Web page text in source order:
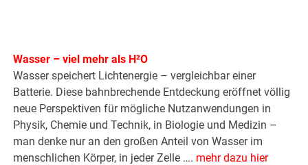
Wasser – viel mehr als H²O
Wasser speichert Lichtenergie – vergleichbar einer
Batterie. Diese bahnbrechende Entdeckung eröffnet völlig
neue Perspektiven für mögliche Nutzanwendungen in
Physik, Chemie und Technik, in Biologie und Medizin –
man denke nur an den großen Anteil von Wasser im
menschlichen Körper, in jeder Zelle …. mehr dazu hier